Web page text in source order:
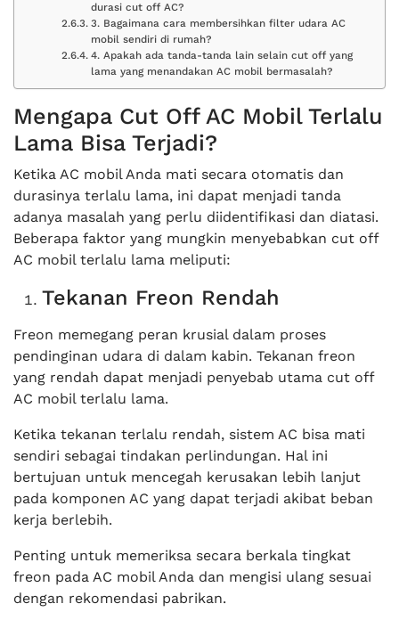
durasi cut off AC?
3. Bagaimana cara membersihkan filter udara AC
mobil sendiri di rumah?
4. Apakah ada tanda-tanda lain selain cut off yang
lama yang menandakan AC mobil bermasalah?
Mengapa Cut Off AC Mobil Terlalu
Lama Bisa Terjadi?
Ketika AC mobil Anda mati secara otomatis dan
durasinya terlalu lama, ini dapat menjadi tanda
adanya masalah yang perlu diidentifikasi dan diatasi.
Beberapa faktor yang mungkin menyebabkan cut off
AC mobil terlalu lama meliputi:
Tekanan Freon Rendah
Freon memegang peran krusial dalam proses
pendinginan udara di dalam kabin. Tekanan freon
yang rendah dapat menjadi penyebab utama cut off
AC mobil terlalu lama.
Ketika tekanan terlalu rendah, sistem AC bisa mati
sendiri sebagai tindakan perlindungan. Hal ini
bertujuan untuk mencegah kerusakan lebih lanjut
pada komponen AC yang dapat terjadi akibat beban
kerja berlebih.
Penting untuk memeriksa secara berkala tingkat
freon pada AC mobil Anda dan mengisi ulang sesuai
dengan rekomendasi pabrikan.